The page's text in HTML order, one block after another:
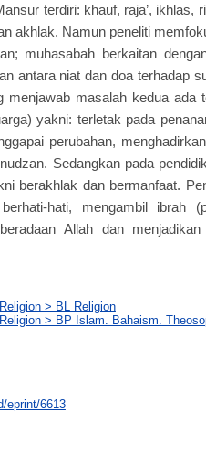
terdiri: khauf, raja’, ikhlas,
akhlak. Namun peneliti
muhasabah berkaitan
antara niat dan doa terhadap
menjawab masalah kedua ada
yakni: terletak pada
perubahan,
Sedangkan pada
berakhlak dan bermanfaat.
hati, mengambil ibrah
Allah dan
> BL Religion
> BP Islam. Bahaism.
eprint/6613